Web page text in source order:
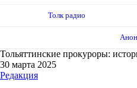
Толк радио
Тольяттинские прокуроры:
30 марта 2025
Редакция